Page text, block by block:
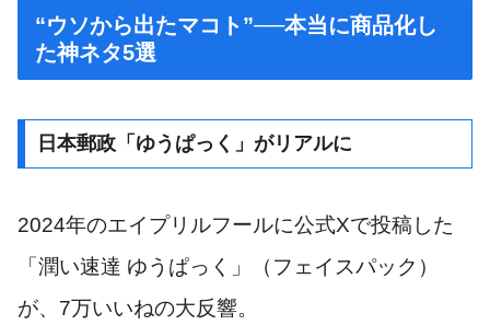
“ウソから出たマコト”──本当に商品化し
た神ネタ5選
日本郵政「ゆうぱっく」がリアルに
2024年のエイプリルフールに公式Xで投稿した
「潤い速達 ゆうぱっく」（フェイスパック）
が、7万いいねの大反響。